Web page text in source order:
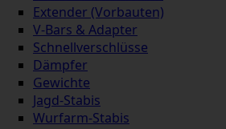
Extender (Vorbauten)
V-Bars & Adapter
Schnellverschlüsse
Dämpfer
Gewichte
Jagd-Stabis
Wurfarm-Stabis